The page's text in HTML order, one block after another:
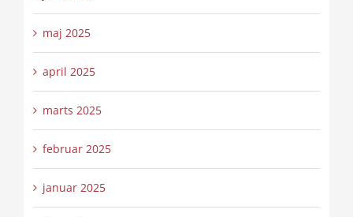
maj 2025
april 2025
marts 2025
februar 2025
januar 2025